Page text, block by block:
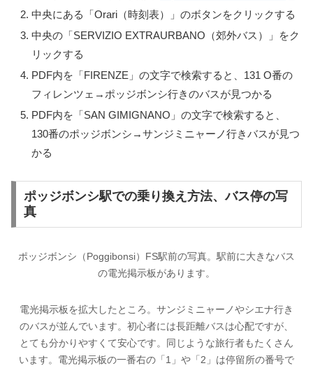
中央にある「Orari（時刻表）」のボタンをクリックする
中央の「SERVIZIO EXTRAURBANO（郊外バス）」をク
リックする
PDF内を「FIRENZE」の文字で検索すると、131 O番の
フィレンツェ→ポッジボンシ行きのバスが見つかる
PDF内を「SAN GIMIGNANO」の文字で検索すると、
130番のポッジボンシ→サンジミニャーノ行きバスが見つ
かる
ポッジボンシ駅での乗り換え方法、バス停の写
真
ポッジボンシ（Poggibonsi）FS駅前の写真。駅前に大きなバス
の電光掲示板があります。
電光掲示板を拡大したところ。サンジミニャーノやシエナ行き
のバスが並んでいます。初心者には長距離バスは心配ですが、
とても分かりやすくて安心です。同じような旅行者もたくさん
います。電光掲示板の一番右の「1」や「2」は停留所の番号で